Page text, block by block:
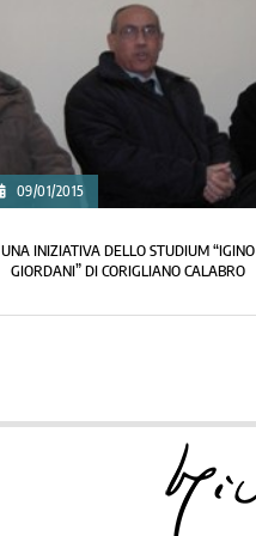
09/01/2015
UNA INIZIATIVA DELLO STUDIUM “IGINO
GIORDANI” DI CORIGLIANO CALABRO